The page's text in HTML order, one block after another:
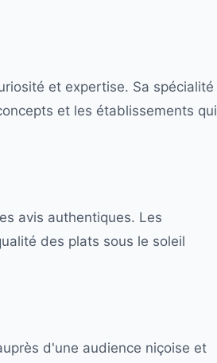
et expertise. Sa spécialité
et les établissements qui
avis authentiques. Les
des plats sous le soleil
d'une audience niçoise et